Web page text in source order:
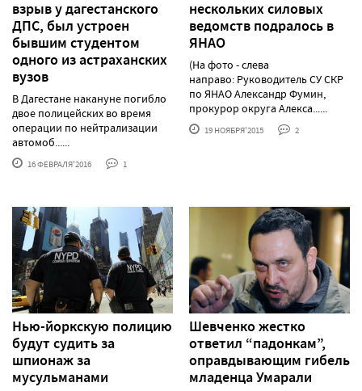
взрыв у дагестанского
ДПС, был устроен
бывшим студентом
одного из астраханских
вузов
В Дагестане накануне погибло
двое полицейских во время
операции по нейтрализации
автомоб......
16 ФЕВРАЛЯ'2016 1
нескольких силовых
ведомств подралось в
ЯНАО
(На фото - слева
направо: Руководитель СУ СКР
по ЯНАО Александр Фумин,
прокурор округа Алекса......
19 НОЯБРЯ'2015 2
Нью-йоркскую полицию
будут судить за
шпионаж за
мусульманами
Шевченко жестко
ответил “падонкам”,
оправдывающим гибель
младенца Умарали